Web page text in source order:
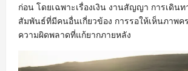
ก่อน โดยเฉพาะเรื่องเงิน งานสัญญา การเดิน
สัมพันธ์ที่มีคนอื่นเกี่ยวข้อง การรอให้เห็นภาพ
ความผิดพลาดที่แก้ยากภายหลัง